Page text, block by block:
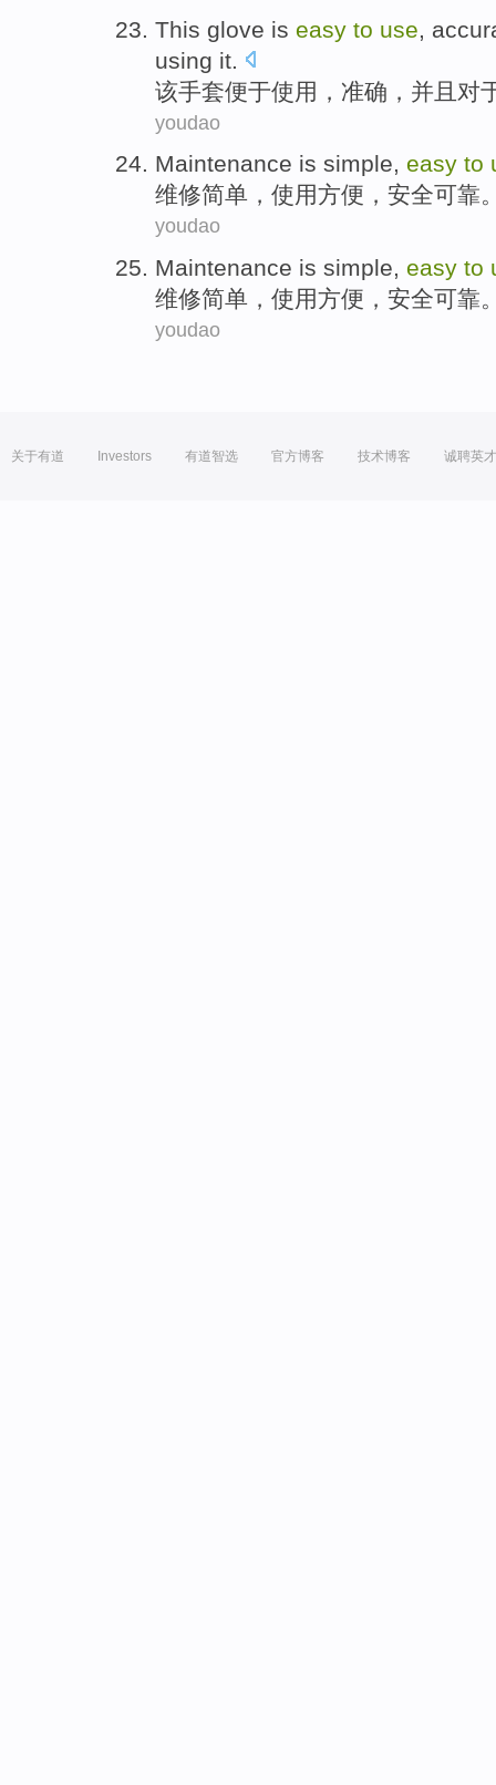
This glove is easy to use
using it
该手套便于使用 ， 准确 ， 并且 对
youdao
Maintenance is simple, easy to
维修简单 ， 使用方便 ， 安全可靠
youdao
Maintenance is simple, easy to
维修简单 ， 使用方便 ， 安全可靠
youdao
关于有道 Investors 有道智选 官方博客 技术博客 诚聘英才